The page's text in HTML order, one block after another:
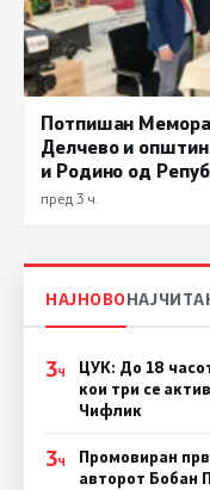
Потпишан
Делчево и
и Родино од
пред 3 ч.
НАЈНОВО
3Ч
ЦУК: До 18
кои три се
Чифлик
3Ч
Промовиран
авторот Бобан